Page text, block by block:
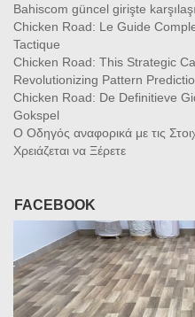
Bahiscom güncel girişte
Chicken Road: Le Guide
Tactique
Chicken Road: This Strategic
Revolutionizing Pattern
Chicken Road: De Definitieve
Gokspel
Ο Οδηγός αναφορικά με τις
Χρειάζεται να Ξέρετε
FACEBOOK